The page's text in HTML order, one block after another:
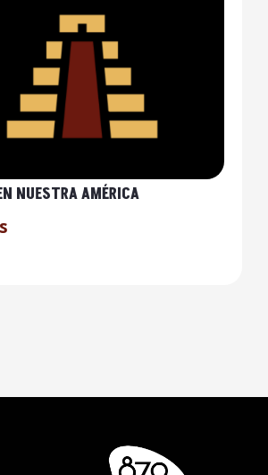
NUESTRA AMÉRICA